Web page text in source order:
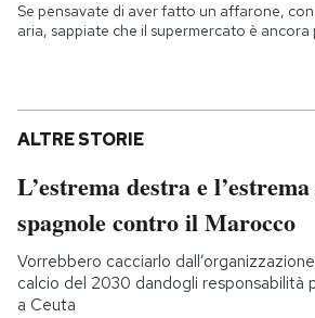
Se pensavate di aver fatto un affarone,
aria, sappiate che il supermercato è
ALTRE STORIE
L’estrema destra e
spagnole contro il Marocco
Vorrebbero cacciarlo
calcio del 2030 dandogli responsabilità
a Ceuta